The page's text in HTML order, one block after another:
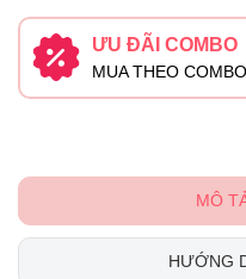
ƯU ĐÃI COMBO
MUA THEO
MÔ
HƯỚNG